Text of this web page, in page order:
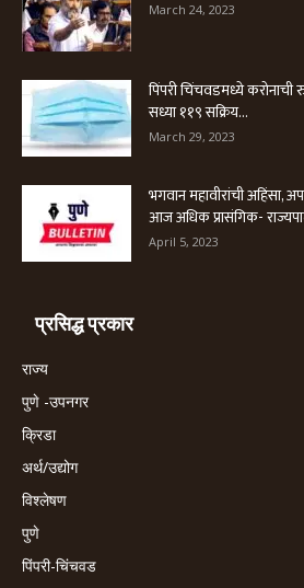
March 24, 2023
पिंपरी चिंचवडमध्ये
सध्या ११९ सक्रिय...
March 29, 2023
भगवान महावीरांची अहिंसा,
आज अधिक प्रासंगिक-
April 5, 2023
प्रसिद्ध प्रकार
राज्य
पुणे -उपनगर
क्रिडा
अर्थ/उद्योग
विश्लेषण
पुणे
पिंपरी-चिंचवड